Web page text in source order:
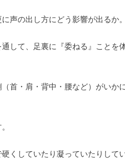
声の出し方にどう影響が出るか。
して、足裏に『委ねる』ことを
首・肩・背中・腰など）がいか
くしていたり凝っていたりして